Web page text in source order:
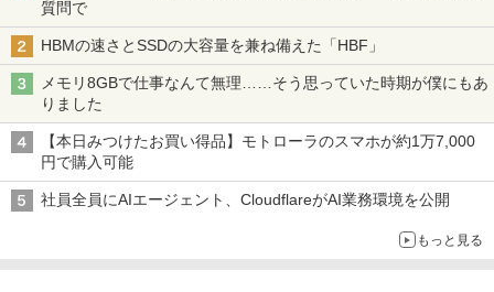
art Basic)
￥1,625
コカ・コーラ やかんの麦茶 from 爽健美茶 ラ
￥2,009
￥572
版ビッグガンガンコミックス)
3
【★最大100%ポイント】Windows XP
おまかせ 高性能 Core i5 高速 SSD128G
ライブ 無線LAN 新品マウス付き Office
追加可 中古PC ノートパソコン 安心保証
3
【エントリーでポイント100％還元のチ
ャンス】GMKtec M8 ミニPC【AMD Ryz
en 5 PRO 6650H 16GB 512GB】4.5GH
z 6コア 12スレッド OCuLink Windows
面2.5GbpsLAN Bluetooth5.2 WiFi HD
MI 省エネ ゲーミングpc みにpc minipc
￥78,248
3
【楽天1位!1,600円OFFクーポン 8/4 20:
00-8/11 01:59】Xiaomi Monitor A24i 20
Hzリフレッシュレート sRGB99% 1670
万色 300nits ΔE＜1 低ブルーライト 大
スタンド VESA
￥3,080
ト）
魔王城の料理番 〜コワモテ魔族ばかりだ
質問で
HBMの速さとSSDの大容量を兼ね備えた「HBF」
メモリ8GBで仕事なんて無理……そう思っていた時期が僕にもあ
りました
【本日みつけたお買い得品】モトローラのスマホが約1万7,000
円で購入可能
社員全員にAIエージェント、CloudflareがAI業務環境を公開
もっと見る